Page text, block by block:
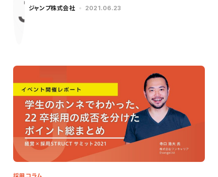
ジャンプ株式会社 2021.06.23